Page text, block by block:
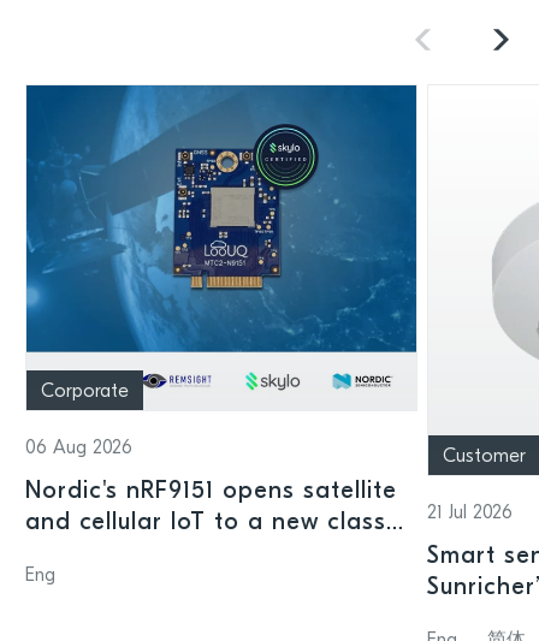
Corporate
06 Aug 2026
Nordic's nRF9151 opens satellite
and cellular IoT to a new class
Eng
Customer
21 Jul 2026
Smart